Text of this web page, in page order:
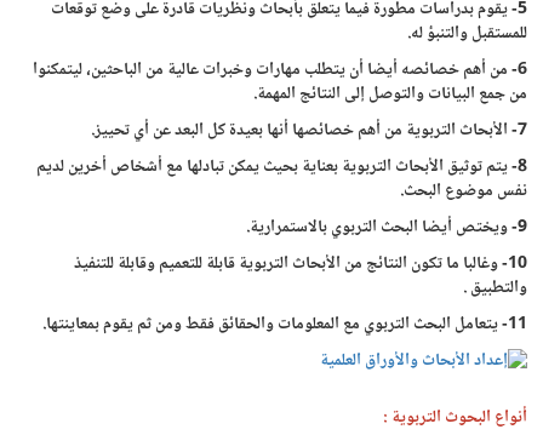
5- يقوم بدراسات مطورة فيما يتعلق بأبحاث ونظريات قادرة على وضع توقعات
للمستقبل والتنبؤ له.
6- من أهم خصائصه أيضا أن يتطلب مهارات وخبرات عالية من الباحثين، ليتمكنوا
من جمع البيانات والتوصل إلى النتائج المهمة.
7- الأبحاث التربوية من أهم خصائصها أنها بعيدة كل البعد عن أي تحييز.
8- يتم توثيق الأبحاث التربوية بعناية بحيث يمكن تبادلها مع أشخاص أخرين لديم
نفس موضوع البحث.
9- ويختص أيضا البحث التربوي بالاستمرارية.
10- وغالبا ما تكون النتائج من الأبحاث التربوية قابلة للتعميم وقابلة للتنفيذ
والتطبيق .
11- يتعامل البحث التربوي مع المعلومات والحقائق فقط ومن ثم يقوم بمعاينتها.
أنواع البحوث التربوية :